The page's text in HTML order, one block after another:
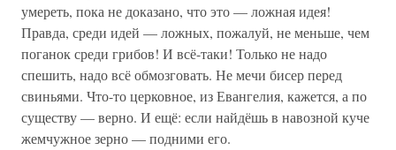
умереть, пока не доказано, что это — ложная идея!
Правда, среди идей — ложных, пожалуй, не меньше, чем
поганок среди грибов! И всё-таки! Только не надо
спешить, надо всё обмозговать. Не мечи бисер перед
свиньями. Что-то церковное, из Евангелия, кажется, а по
существу — верно. И ещё: если найдёшь в навозной куче
жемчужное зерно — подними его.